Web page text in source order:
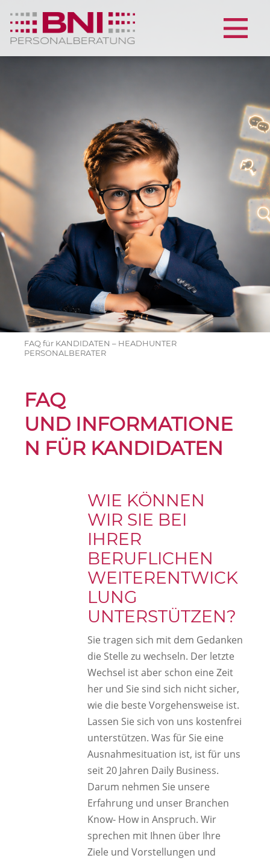
FAQ für KANDIDATEN – HEADHUNTER
PERSONALBERATER
FAQ
UND INFORMATIONE
N FÜR KANDIDATEN
WIE KÖNNEN
WIR SIE BEI
IHRER
BERUFLICHEN
WEITERENTWICK
LUNG
UNTERSTÜTZEN?
Sie tragen sich mit dem Gedanken
die Stelle zu wechseln. Der letzte
Wechsel ist aber schon eine Zeit
her und Sie sind sich nicht sicher,
wie die beste Vorgehensweise ist.
Lassen Sie sich von uns kostenfrei
unterstützen. Was für Sie eine
Ausnahmesituation ist, ist für uns
seit 20 Jahren Daily Business.
Darum nehmen Sie unsere
Erfahrung und unser Branchen
Know- How in Anspruch. Wir
sprechen mit Ihnen über Ihre
Ziele und Vorstellungen und